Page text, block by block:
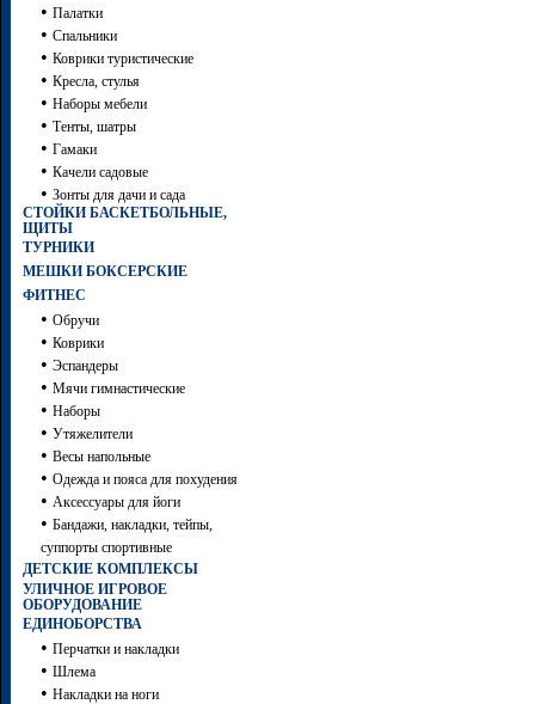
• Палатки
• Спальники
• Коврики туристические
• Кресла, стулья
• Наборы мебели
• Тенты, шатры
• Гамаки
• Качели садовые
• Зонты для дачи и сада
СТОЙКИ БАСКЕТБОЛЬНЫЕ,
ЩИТЫ
ТУРНИКИ
МЕШКИ БОКСЕРСКИЕ
ФИТНЕС
• Обручи
• Коврики
• Эспандеры
• Мячи гимнастические
• Наборы
• Утяжелители
• Весы напольные
• Одежда и пояса для похудения
• Аксессуары для йоги
• Бандажи, накладки, тейпы,
суппорты спортивные
ДЕТСКИЕ КОМПЛЕКСЫ
УЛИЧНОЕ ИГРОВОЕ
ОБОРУДОВАНИЕ
ЕДИНОБОРСТВА
• Перчатки и накладки
• Шлема
• Накладки на ноги